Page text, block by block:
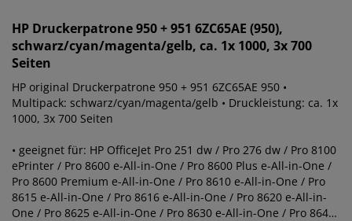
HP Druckerpatrone 950 + 951 6ZC65AE (950),
schwarz/cyan/magenta/gelb, ca. 1x 1000, 3x 700
Seiten
HP original Druckerpatrone 950 + 951 6ZC65AE 950 •
Multipack: schwarz/cyan/magenta/gelb • Druckleistung: ca. 1x
1000, 3x 700 Seiten
• geeignet für: HP OfficeJet Pro 251 dw / Pro 276 dw / Pro 8100
ePrinter / Pro 8600 e-All-in-One / Pro 8600 Plus e-All-in-One /
Pro 8600 Premium e-All-in-One / Pro 8610 e-All-in-One / Pro
8615 e-All-in-One / Pro 8616 e-All-in-One / Pro 8620 e-All-in-
One / Pro 8625 e-All-in-One / Pro 8630 e-All-in-One / Pro 8640